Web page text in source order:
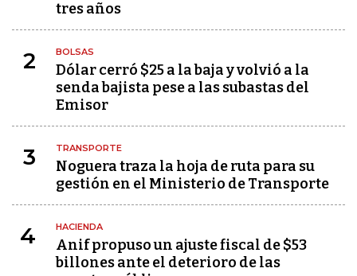
tres años
2 BOLSAS
Dólar cerró $25 a la baja y volvió a la
senda bajista pese a las subastas del
Emisor
3 TRANSPORTE
Noguera traza la hoja de ruta para su
gestión en el Ministerio de Transporte
4 HACIENDA
Anif propuso un ajuste fiscal de $53
billones ante el deterioro de las